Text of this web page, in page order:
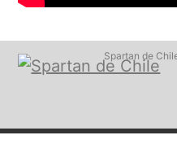
Spartan de